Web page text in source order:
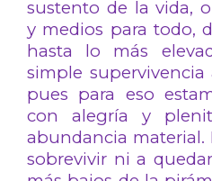
sustento de la vida,
y medios para todo,
hasta lo más
simple supervivencia
pues para eso
con alegría y
abundancia material.
sobrevivir ni a